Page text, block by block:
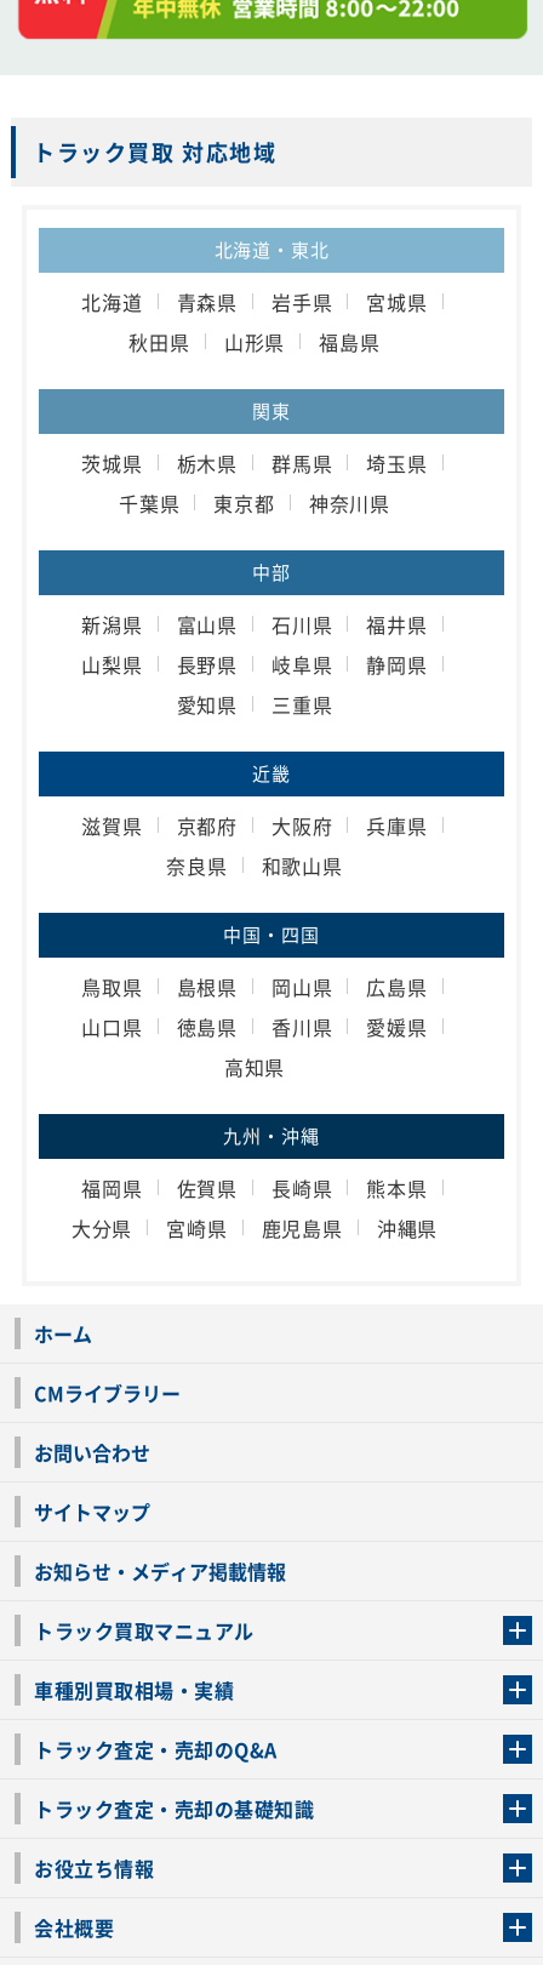
トラック買取 対応地域
北海道・東北
北海道 青森県 岩手県
宮城県
秋田県
山形県 福島県
関東
茨城県 栃木県 群馬県
埼玉県
千葉県
東京都 神奈川県
中部
新潟県 富山県 石川県
福井県
山梨県
長野県 岐阜県
静岡県
愛知県
三重県
近畿
滋賀県 京都府 大阪府
兵庫県
奈良県
和歌山県
中国・四国
鳥取県 島根県 岡山県
広島県
山口県
徳島県 香川県
愛媛県
高知県
九州・沖縄
福岡県 佐賀県 長崎県
熊本県
大分県
宮崎県 鹿児島県 沖縄県
ホーム
CMライブラリー
お問い合わせ
サイトマップ
お知らせ・メディア掲載情報
トラック買取マニュアル
車種別買取相場・実績
トラック査定・売却のQ&A
トラック査定・売却の基礎知識
お役立ち情報
会社概要